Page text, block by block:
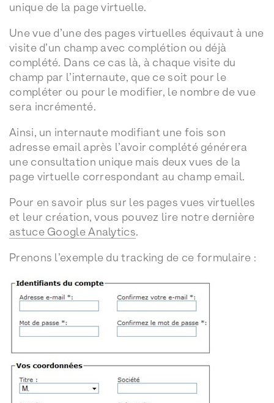
unique de la page virtuelle.
Une vue d’une des pages virtuelles équivaut à une
visite d’un champ avec complétion ou déjà
complété. Dans ce cas là, à chaque visite du
champ par l’internaute, que ce soit pour le
compléter ou pour le modifier, le nombre de vue
sera incrémenté.
Ainsi, un internaute modifiant une fois son
adresse email après l’avoir complété générera
une consultation unique mais deux vues de la
page virtuelle correspondant au champ email.
Pour en savoir plus sur les pages vues virtuelles
et leur création, vous pouvez lire notre dernière
astuce Google Analytics.
Prenons l’exemple du tracking de ce formulaire :